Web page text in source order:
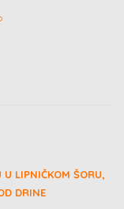
U LIPNIČKOM ŠORU,
DRINE